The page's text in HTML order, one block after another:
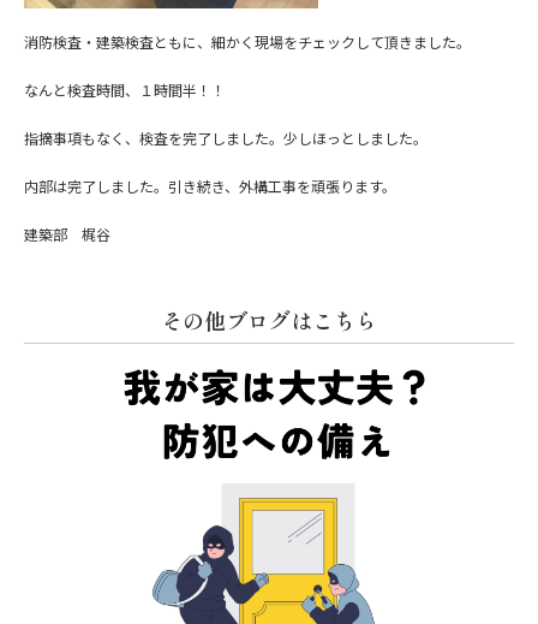
消防検査・建築検査ともに、細かく現場をチェックして頂きました。
なんと検査時間、１時間半！！
指摘事項もなく、検査を完了しました。少しほっとしました。
内部は完了しました。引き続き、外構工事を頑張ります。
建築部 梶谷
その他ブログはこちら